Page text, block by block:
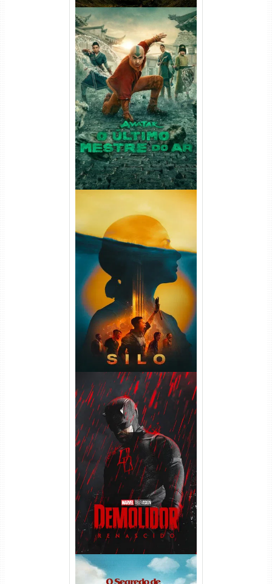
Avatar: O Último Mestre do
Ar 2ª Temporada Torrent
(2026) WEB-DL 1080p Dual
Áudio
Silo 2ª Temporada (2024)
WEB-DL 1080p Dual Áudio
Demolidor: Renascido 2ª
Temporada (2026) WEB-DL
1080p Dual Áudio